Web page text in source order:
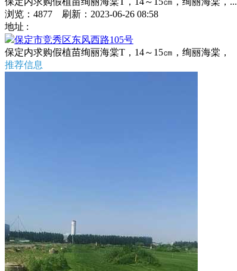
浏览：4877 刷新：2023-06-26 08:58
地址 :
保定市竞秀区东风西路105号
保定内求购假植苗绚丽海棠T，14～15㎝，绚丽海棠，
推荐信息